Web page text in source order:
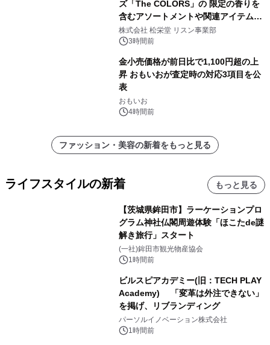
ズ「The COLORS」の 限定の香りを
含むアソートメントや関連アイテムを
8月6日発売
株式会社 松栄堂 リスン事業部
3時間前
金小売価格が前日比で1,100円超の上
昇 おもいおが査定時の対応3項目を公
表
おもいお
4時間前
ファッション・美容の新着をもっと見る
ライフスタイルの新着 もっと見る
【茨城県鉾田市】ラーケーションプロ
グラム神社仏閣周遊体験「ほこたde謎
解き旅行」スタート
(一社)鉾田市観光物産協会
1時間前
ビルスピアカデミー(旧：TECH PLAY
Academy) 「変革は外注できない」
を掲げ、リブランディング
パーソルイノベーション株式会社
1時間前